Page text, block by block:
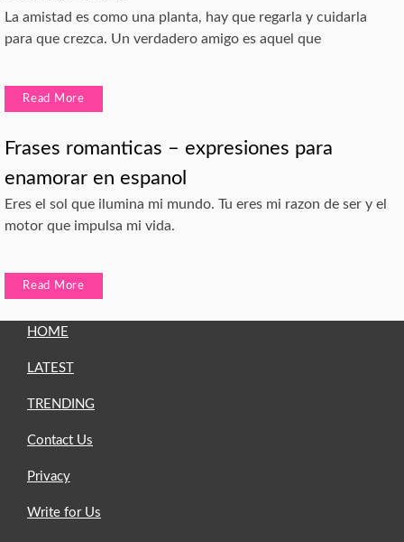
La amistad es como una planta, hay que regarla y cuidarla
para que crezca. Un verdadero amigo es aquel que
Read More
Frases romanticas – expresiones para
enamorar en espanol
Eres el sol que ilumina mi mundo. Tu eres mi razon de ser y el
motor que impulsa mi vida.
Read More
HOME
LATEST
TRENDING
Contact Us
Privacy
Write for Us